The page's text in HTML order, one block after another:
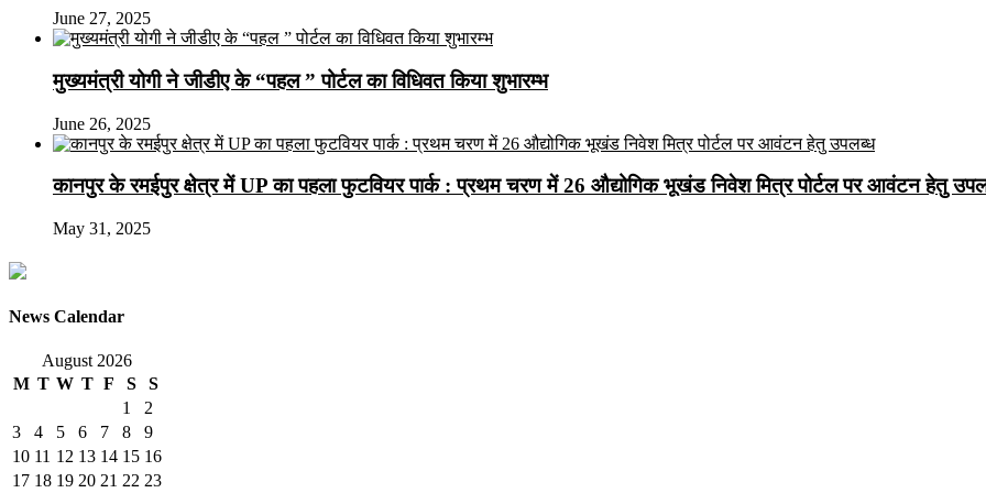
June 27, 2025
मुख्यमंत्री योगी ने जीडीए के “पहल ” पोर्टल का विधिवत किया शुभारम्भ
June 26, 2025
कानपुर के रमईपुर क्षेत्र में UP का पहला फुटवियर पार्क : प्रथम चरण में 26 औद्योगिक भूखंड निवेश मित्र पोर्टल पर आवंटन हेतु
May 31, 2025
News Calendar
August 2026
M T W T F S
S
1
2
3
4 5 6 7 8
9
10 11 12 13 14 15 16
17 18 19 20 21 22 23